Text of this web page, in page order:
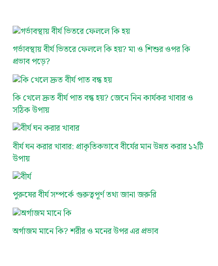
গর্ভাবস্থায় বীর্য ভিতরে ফেললে কি হয়? মা ও শিশুর ওপর কি
প্রভাব পড়ে?
কি খেলে দ্রুত বীর্য পাত বন্ধ হয়? জেনে নিন কার্যকর খাবার ও
সঠিক উপায়
বীর্য ঘন করার খাবার: প্রাকৃতিকভাবে বীর্যের মান উন্নত করার ১২টি
উপায়
পুরুষের বীর্য সম্পর্কে গুরুত্বপূর্ণ তথ্য জানা জরুরি
অর্গাজম মানে কি? শরীর ও মনের উপর এর প্রভাব